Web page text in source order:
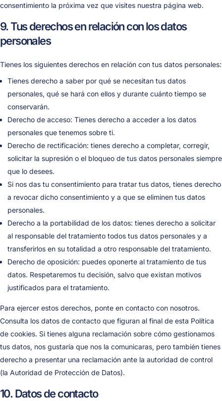
consentimiento la próxima vez que visites nuestra página web.
9. Tus derechos en relación con los datos
personales
Tienes los siguientes derechos en relación con tus datos personales:
Tienes derecho a saber por qué se necesitan tus datos
personales, qué se hará con ellos y durante cuánto tiempo se
conservarán.
Derecho de acceso: Tienes derecho a acceder a los datos
personales que tenemos sobre ti.
Derecho de rectificación: tienes derecho a completar, corregir,
solicitar la supresión o el bloqueo de tus datos personales siempre
que lo desees.
Si nos das tu consentimiento para tratar tus datos, tienes derecho
a revocar dicho consentimiento y a que se eliminen tus datos
personales.
Derecho a la portabilidad de los datos: tienes derecho a solicitar
al responsable del tratamiento todos tus datos personales y a
transferirlos en su totalidad a otro responsable del tratamiento.
Derecho de oposición: puedes oponerte al tratamiento de tus
datos. Respetaremos tu decisión, salvo que existan motivos
justificados para el tratamiento.
Para ejercer estos derechos, ponte en contacto con nosotros.
Consulta los datos de contacto que figuran al final de esta Política
de cookies. Si tienes alguna reclamación sobre cómo gestionamos
tus datos, nos gustaría que nos la comunicaras, pero también tienes
derecho a presentar una reclamación ante la autoridad de control
(la Autoridad de Protección de Datos).
10. Datos de contacto